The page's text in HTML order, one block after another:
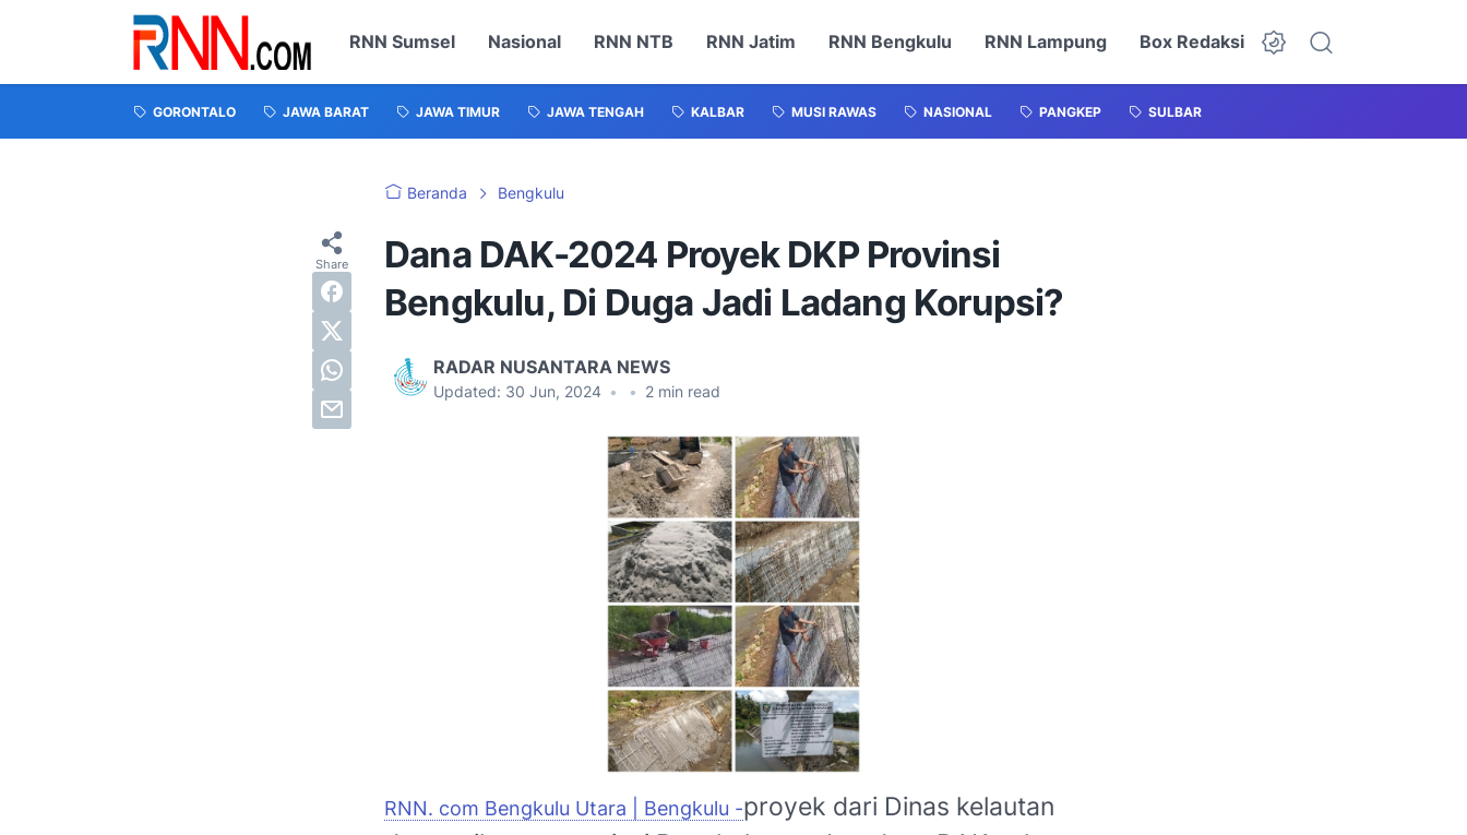
RNN Sumsel Nasional RNN NTB RNN Jatim RNN Bengkulu RNN Lampung Box Redaksi
GORONTALO JAWA BARAT JAWA TIMUR JAWA TENGAH KALBAR MUSI RAWAS NASIONAL PANGKEP SULBAR
Beranda Bengkulu
Dana DAK-2024 Proyek DKP Provinsi
Bengkulu, Di Duga Jadi Ladang Korupsi?
RADAR NUSANTARA NEWS
Updated: 30 Jun, 2024 • • 2 min read
RNN. com Bengkulu Utara | Bengkulu -proyek dari Dinas kelautan